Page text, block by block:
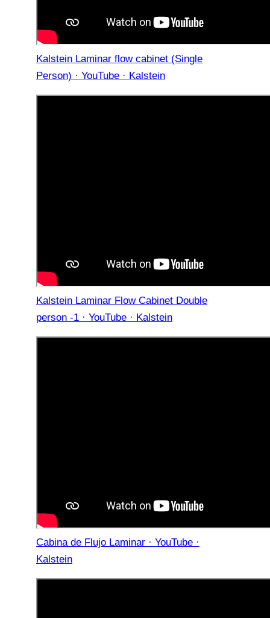
Kalstein Laminar flow cabinet (Single
Person) · YouTube · Kalstein
Kalstein Laminar Flow Cabinet Double
person -1 · YouTube · Kalstein
Cabina de Flujo Laminar · YouTube ·
Kalstein